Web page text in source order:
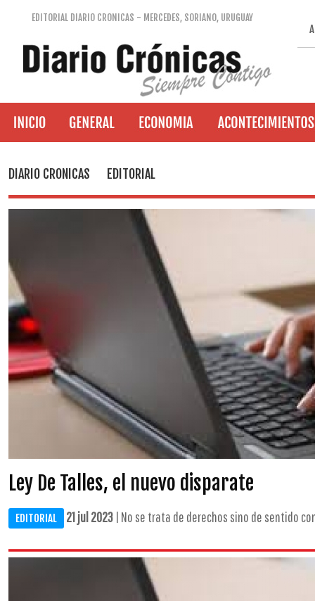
EDITORIAL DIARIO CRONICAS - MERCEDES, SORIANO, URUGUAY
DIARIO CRONICAS EDITORIAL
Ley De Talles, el nuevo disparate
EDITORIAL 21 jul 2023 | No se trata de derechos sino de sentido